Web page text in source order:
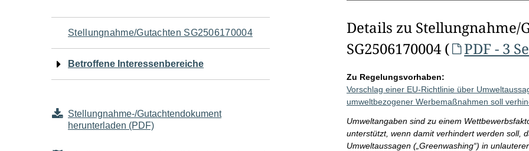
Navigation
für
Seiteninhalt
Stellungnahme/Gutachten SG2506170004
Betroffene Interessenbereiche
Stellungnahme-/Gutachtendokument
herunterladen (PDF)
Details zu Stellungnahme/
SG2506170004 (
PDF - 3
Zu Regelungsvorhaben:
Vorschlag einer EU-Richtlinie über
umweltbezogener Werbemaßnahmen soll
Umweltangaben sind zu einem
unterstützt, wenn damit verhindert werden soll,
Umweltaussagen („Greenwashing“) in